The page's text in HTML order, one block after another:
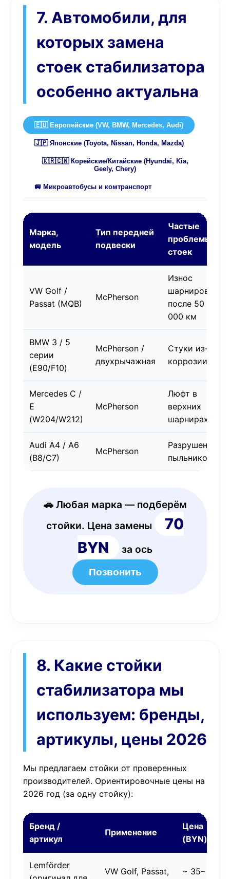
7. Автомобили, для
которых замена
стоек стабилизатора
особенно актуальна
🇪🇺 Европейские (VW, BMW, Mercedes, Audi)
🇯🇵 Японские (Toyota, Nissan, Honda, Mazda)
🇰🇷🇨🇳 Корейские/Китайские (Hyundai, Kia,
Geely, Chery)
🚐 Микроавтобусы и комтранспорт
Марка,
модель
Тип передней
подвески
Частые
проблемы
стоек
VW Golf /
Passat (MQB)
McPherson
Износ
шарниров
после 50
000 км
BMW 3 / 5
серии
(E90/F10)
McPherson /
двухрычажная
Стуки из-за
коррозии
Mercedes C /
E
(W204/W212)
McPherson
Люфт в
верхних
шарнирах
Audi A4 / A6
(B8/C7)
McPherson
Разрушение
пыльников
🚗 Любая марка — подберём
стойки. Цена замены
70
BYN
за ось
Позвонить
8. Какие стойки
стабилизатора мы
используем: бренды,
артикулы, цены 2026
Мы предлагаем стойки от проверенных
производителей. Ориентировочные цены на
2026 год (за одну стойку):
Бренд /
артикул
Применение
Цена
(BYN)
Lemförder
VW Golf, Passat, ~ 35–